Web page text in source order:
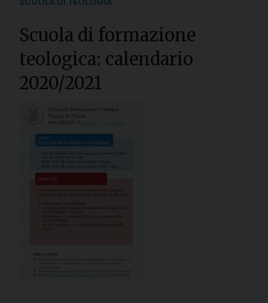
Scuola di formazione
teologica: calendario
2020/2021